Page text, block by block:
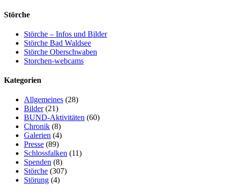
Störche
Störche – Infos und Bilder
Störche Bad Waldsee
Störche Oberschwaben
Storchen-webcams
Kategorien
Allgemeines (28)
Bilder(21)
BUND-Aktivitäten (60)
Chronik (8)
Galerien (4)
Presse (89)
Schlossfalken (11)
Spenden (8)
Störche (307)
Störung (4)